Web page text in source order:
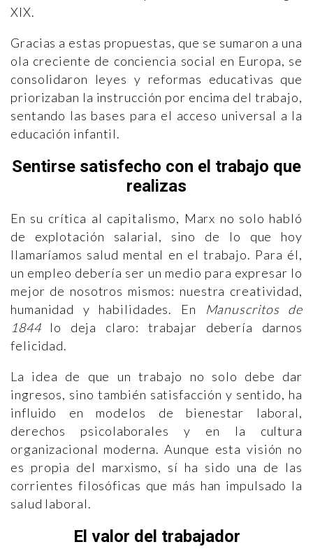
XIX.
Gracias a estas propuestas, que se sumaron a una
ola creciente de conciencia social en Europa, se
consolidaron leyes y reformas educativas que
priorizaban la instrucción por encima del trabajo,
sentando las bases para el acceso universal a la
educación infantil.
Sentirse satisfecho con el trabajo que
realizas
En su crítica al capitalismo, Marx no solo habló
de explotación salarial, sino de lo que hoy
llamaríamos salud mental en el trabajo. Para él,
un empleo debería ser un medio para expresar lo
mejor de nosotros mismos: nuestra creatividad,
humanidad y habilidades. En
Manuscritos de
1844lo deja claro: trabajar debería darnos
felicidad.
La idea de que un trabajo no solo debe dar
ingresos, sino también satisfacción y sentido, ha
influido en modelos de bienestar laboral,
derechos psicolaborales y en la cultura
organizacional moderna. Aunque esta visión no
es propia del marxismo, sí ha sido una de las
corrientes filosóficas que más han impulsado la
salud laboral.
El valor del trabajador